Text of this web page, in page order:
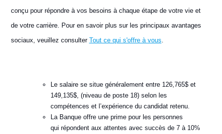
conçu pour répondre à vos besoins à chaque étape de votre vie et
de votre carrière. Pour en savoir plus sur les principaux avantages
sociaux, veuillez consulter Tout ce qui s'offre à vous.
Le salaire se situe généralement entre 126,765$ et
149,135$, (niveau de poste 18) selon les
compétences et l’expérience du candidat retenu.
La Banque offre une prime pour les personnes
qui répondent aux attentes avec succès de 7 à 10%